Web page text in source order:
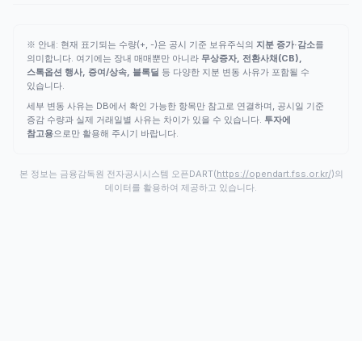
※ 안내: 현재 표기되는 수량(+, -)은 공시 기준 보유주식의 지분 증가·감소를
의미합니다. 여기에는 장내 매매뿐만 아니라 무상증자, 전환사채(CB),
스톡옵션 행사, 증여/상속, 블록딜 등 다양한 지분 변동 사유가 포함될 수
있습니다.
세부 변동 사유는 DB에서 확인 가능한 항목만 참고로 연결하며, 공시일 기준
증감 수량과 실제 거래일별 사유는 차이가 있을 수 있습니다. 투자에
참고용으로만 활용해 주시기 바랍니다.
본 정보는 금융감독원 전자공시시스템 오픈DART(https://opendart.fss.or.kr/)의
데이터를 활용하여 제공하고 있습니다.